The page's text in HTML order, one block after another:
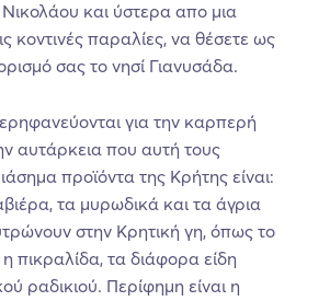
και ύστερα απο μια
κοντινές παραλίες, να θέσετε ως
σας το νησί Γιανυσάδα.
για την καρπερή
αυτάρκεια που αυτή τους
προϊόντα της Κρήτης είναι:
τα μυρωδικά και τα άγρια
στην Κρητική γη, όπως το
πικραλίδα, τα διάφορα είδη
ραδικιού. Περίφημη είναι η